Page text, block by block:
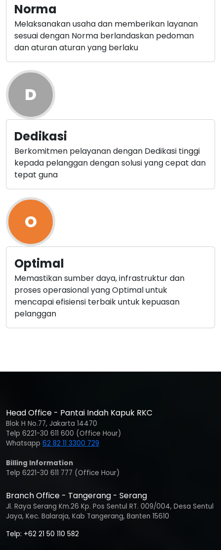
Norma
Melaksanakan usaha dan memberikan layanan
sesuai dengan Norma berlandaskan pedoman
dan aturan aturan yang berlaku
D
Dedikasi
Berkomitmen pelayanan dengan Dedikasi tinggi
kepada pelanggan dengan solusi yang cepat dan
tepat guna
O
Optimal
Memastikan sumber daya, infrastruktur dan
proses operasional yang Optimal untuk
mencapai efisiensi terbaik untuk kepuasan
pelanggan
Head Office - Pantai Indah Kapuk RKC
Blok H No.77, Jakarta 14470
Telp 6221-30 611 600 (Office Hour)
Whatsapp 62 82 11 3300 729
Billing Information
Telp 6221-30 611 777 (Office Hour)
Branch Office - Tangerang - Serang
Jl. Raya Serang Km.26 Kp. Pos Sentul RT. 009/004, Desa Sentul
Jaya, Kec. Balaraja, Kab Tangerang, Banten 15610
Telp: +62 21 50 110 582